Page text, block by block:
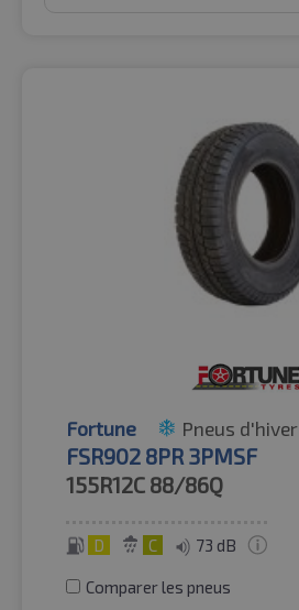
Fortune Pneus d'hiver
FSR902 8PR 3PMSF
155R12C 88/86Q
D C 73 dB
Comparer les pneus